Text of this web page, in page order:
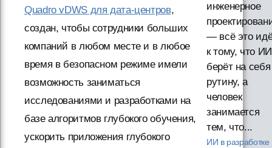
Quadro vDWS для дата-центров,
создан, чтобы сотрудники больших
компаний в любом месте и в любое
время в безопасном режиме имели
возможность заниматься
исследованиями и разработками на
базе алгоритмов глубокого обучения,
ускорить приложения глубокого
инженерное
— всё это
к тому, что ИИ
берёт на себя
рутину, а
человек
занимается
тем, что...
ИИ в разработке